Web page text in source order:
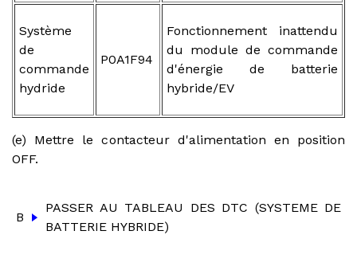
Système
de
commande
hydride
P0A1F94
Fonctionnement inattendu
du module de commande
d'énergie de batterie
hybride/EV
(e) Mettre le contacteur d'alimentation en position
OFF.
B
PASSER AU TABLEAU DES DTC (SYSTEME DE
BATTERIE HYBRIDE)